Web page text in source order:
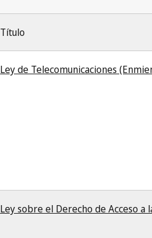
Título
Ley de Telecomunicaciones
Ley sobre el Derecho de Acceso a